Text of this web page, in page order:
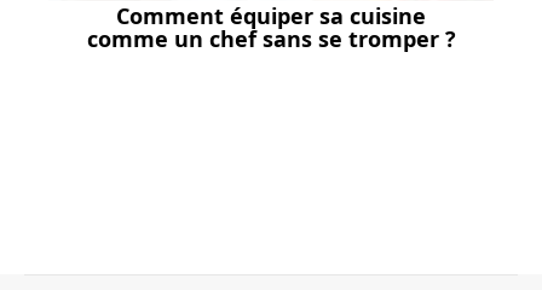
Comment équiper sa cuisine
comme un chef sans se tromper ?